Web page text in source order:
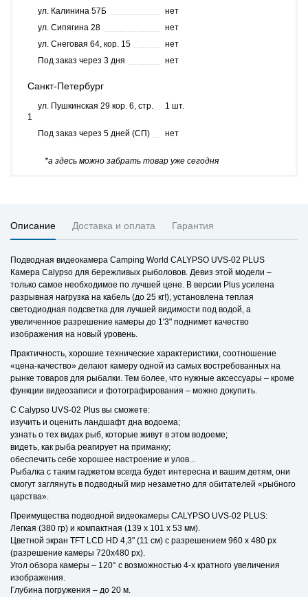
ул. Калинина 57Б
нет
ул. Сипягина 28
нет
ул. Снеговая 64, кор. 15
нет
Под заказ через 3 дня
нет
Санкт-Петербург
ул. Пушкинская 29 кор. 6, стр.
1
1 шт.
Под заказ через 5 дней (СП) нет
*а здесь можно забрать товар уже сегодня
Описание Доставка и оплата Гарантия
Подводная видеокамера Camping World CALYPSO UVS-02 PLUS
Камера Calypso для бережливых рыболовов. Девиз этой модели –
только самое необходимое по лучшей цене. В версии Plus усилена
разрывная нагрузка на кабель (до 25 кг!), установлена теплая
светодиодная подсветка для лучшей видимости под водой, а
увеличенное разрешение камеры до 1'3" поднимет качество
изображения на новый уровень.
Практичность, хорошие технические характеристики, соотношение
«цена-качество» делают камеру одной из самых востребованных на
рынке товаров для рыбалки. Тем более, что нужные аксессуары – кроме
функции видеозаписи и фотографирования – можно докупить.
C Сalypso UVS-02 Plus вы сможете:
изучить и оценить ландшафт дна водоема;
узнать о тех видах рыб, которые живут в этом водоеме;
видеть, как рыба реагирует на приманку;
обеспечить себе хорошее настроение и улов...
Рыбалка с таким гаджетом всегда будет интересна и вашим детям, они
смогут заглянуть в подводный мир незаметно для обитателей «рыбного
царства».
Преимущества подводной видеокамеры CALYPSO UVS-02 PLUS:
Легкая (380 гр) и компактная (139 х 101 х 53 мм).
Цветной экран TFT LCD HD 4,3'' (11 см) с разрешением 960 х 480 px
(разрешение камеры 720х480 px).
Угол обзора камеры – 120° с возможностью 4-х кратного увеличения
изображения.
Глубина погружения – до 20 м.